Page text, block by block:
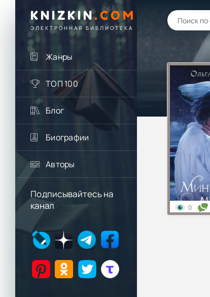
KNIZKIN. COM
ЭЛЕКТРОННАЯ БИБЛИОТЕКА
Жанры
ТОП 100
Блог
Биографии
Авторы
Подписывайтесь на
канал
0